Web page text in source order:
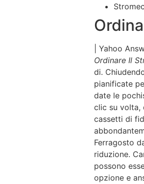
| Yahoo
Ordinare Il
di.
pianificate
date le
clic su volta,
cassetti di
Ferragosto
riduzione.
possono
opzione e